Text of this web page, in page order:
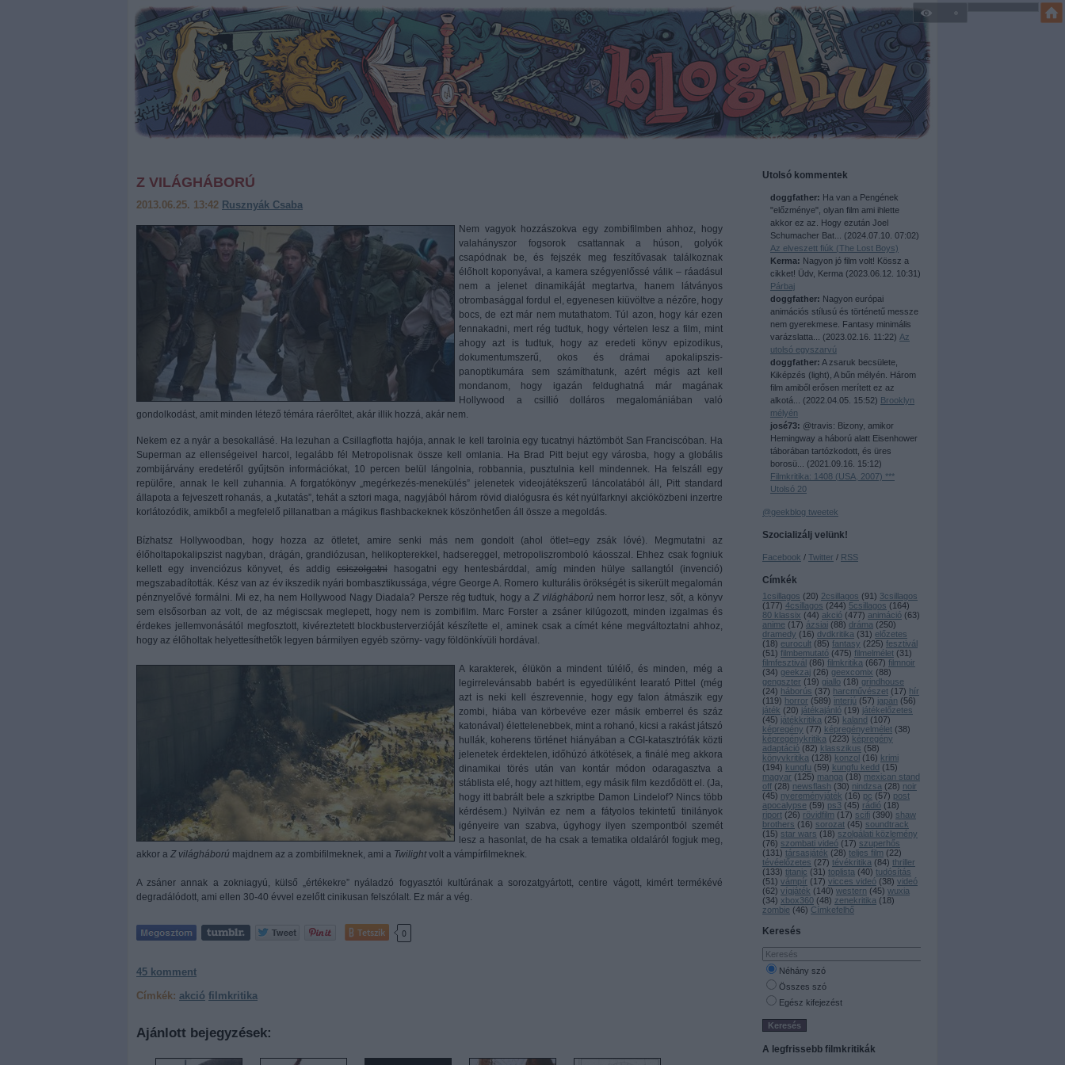
Utolsó kommentek
doggfather: Ha van a Pengének
"előzménye", olyan film ami ihlette
akkor ez az. Hogy ezután Joel
Schumacher Bat... (2024.07.10. 07:02)
Az elveszett fiúk (The Lost Boys)
Kerma: Nagyon jó film volt! Kössz a
cikket! Üdv, Kerma (2023.06.12. 10:31)
Párbaj
doggfather: Nagyon európai
animációs stílusú és történetű messze
nem gyerekmese. Fantasy minimális
varázslatta... (2023.02.16. 11:22) Az
utolsó egyszarvú
doggfather: A zsaruk becsülete,
Kiképzés (light), A bűn mélyén. Három
film amiből erősen merített ez az
alkotá... (2022.04.05. 15:52) Brooklyn
mélyén
josé73: @travis: Bizony, amikor
Hemingway a háború alatt Eisenhower
táborában tartózkodott, és üres
borosü... (2021.09.16. 15:12)
Filmkritika: 1408 (USA, 2007) ***
Utolsó 20
@geekblog tweetek
Szocializálj velünk!
Facebook / Twitter / RSS
Címkék
1csillagos (20) 2csillagos (91) 3csillagos
(177) 4csillagos (244) 5csillagos (164)
80 klassix (44) akció (477) animáció (63)
anime (17) ázsiai (88) dráma (250)
dramedy (16) dvdkritika (31) előzetes
(18) eurocult (85) fantasy (225) fesztivál
(51) filmbemutató (475) filmelmélet (31)
filmfesztivál (86) filmkritika (667) filmnoir
(34) geekzaj (26) geexcomix (88)
gengszter (19) giallo (18) grindhouse
(24) háborús (37) harcművészet (17) hír
(119) horror (589) interjú (57) japán (56)
játék (20) játékajánló (19) játékelőzetes
(45) játékkritika (25) kaland (107)
képregény (77) képregényelmélet (38)
képregénykritika (223) képregény
adaptáció (82) klasszikus (58)
könyvkritika (128) konzol (16) krimi
(194) kungfu (59) kungfu kedd (15)
magyar (125) manga (18) mexican stand
off (28) newsflash (30) nindzsa (28) noir
(45) nyereményjáték (16) pc (57) post
apocalypse (59) ps3 (45) rádió (18)
riport (26) rövidfilm (17) scifi (390) shaw
brothers (16) sorozat (45) soundtrack
(15) star wars (18) szolgálati közlemény
(76) szombati videó (17) szuperhős
(131) társasjáték (28) teljes film (22)
tévéelőzetes (27) tévékritika (84) thriller
(133) titanic (31) toplista (40) tudósítás
(51) vámpír (17) vicces videó (38) videó
(62) vígjáték (140) western (45) wuxia
(34) xbox360 (48) zenekritika (18)
zombie (46) Címkefelhő
Keresés
Néhány szó
Összes szó
Egész kifejezést
A legfrissebb filmkritikák
Z VILÁGHÁBORÚ
2013.06.25. 13:42 Rusznyák Csaba
Nem vagyok hozzászokva egy zombifilmben ahhoz, hogy
valahányszor fogsorok csattannak a húson, golyók
csapódnak be, és fejszék meg feszítővasak találkoznak
élőholt koponyával, a kamera szégyenlőssé válik – ráadásul
nem a jelenet dinamikáját megtartva, hanem látványos
otrombasággal fordul el, egyenesen kiüvöltve a nézőre, hogy
bocs, de ezt már nem mutathatom. Túl azon, hogy kár ezen
fennakadni, mert rég tudtuk, hogy vértelen lesz a film, mint
ahogy azt is tudtuk, hogy az eredeti könyv epizodikus,
dokumentumszerű, okos és drámai apokalipszis-
panoptikumára sem számíthatunk, azért mégis azt kell
mondanom, hogy igazán feldughatná már magának
Hollywood a csillió dolláros megalomániában való
gondolkodást, amit minden létező témára ráerőltet, akár illik hozzá, akár nem.
Nekem ez a nyár a besokallásé. Ha lezuhan a Csillagflotta hajója, annak le kell tarolnia egy tucatnyi háztömböt San Franciscóban. Ha
Superman az ellenségeivel harcol, legalább fél Metropolisnak össze kell omlania. Ha Brad Pitt bejut egy városba, hogy a globális
zombijárvány eredetéről gyűjtsön információkat, 10 percen belül lángolnia, robbannia, pusztulnia kell mindennek. Ha felszáll egy
repülőre, annak le kell zuhannia. A forgatókönyv „megérkezés-menekülés” jelenetek videojátékszerű láncolatából áll, Pitt standard
állapota a fejveszett rohanás, a „kutatás”, tehát a sztori maga, nagyjából három rövid dialógusra és két nyúlfarknyi akcióközbeni inzertre
korlátozódik, amikből a megfelelő pillanatban a mágikus flashbackeknek köszönhetően áll össze a megoldás.
Bízhatsz Hollywoodban, hogy hozza az ötletet, amire senki más nem gondolt (ahol ötlet=egy zsák lóvé). Megmutatni az
élőholtapokalipszist nagyban, drágán, grandiózusan, helikopterekkel, hadsereggel, metropoliszromboló káosszal. Ehhez csak fogniuk
kellett egy invenciózus könyvet, és addig csiszolgatnihasogatni egy hentesbárddal, amíg minden hülye sallangtól (invenció)
megszabadították. Kész van az év ikszedik nyári bombasztikussága, végre George A. Romero kulturális örökségét is sikerült megalomán
pénznyelővé formálni. Mi ez, ha nem Hollywood Nagy Diadala? Persze rég tudtuk, hogy a Z világháború nem horror lesz, sőt, a könyv
sem elsősorban az volt, de az mégiscsak meglepett, hogy nem is zombifilm. Marc Forster a zsáner kilúgozott, minden izgalmas és
érdekes jellemvonásától megfosztott, kivéreztetett blockbusterverzióját készítette el, aminek csak a címét kéne megváltoztatni ahhoz,
hogy az élőholtak helyettesíthetők legyen bármilyen egyéb szörny- vagy földönkívüli hordával.
A karakterek, élükön a mindent túlélő, és minden, még a
legirrelevánsabb babért is egyedüliként learató Pittel (még
azt is neki kell észrevennie, hogy egy falon átmászik egy
zombi, hiába van körbevéve ezer másik emberrel és száz
katonával) élettelenebbek, mint a rohanó, kicsi a rakást játszó
hullák, koherens történet hiányában a CGI-katasztrófák közti
jelenetek érdektelen, időhúzó átkötések, a finálé meg akkora
dinamikai törés után van kontár módon odaragasztva a
stáblista elé, hogy azt hittem, egy másik film kezdődött el. (Ja,
hogy itt babrált bele a szkriptbe Damon Lindelof? Nincs több
kérdésem.) Nyilván ez nem a fátyolos tekintetű tinilányok
igényeire van szabva, úgyhogy ilyen szempontból szemét
lesz a hasonlat, de ha csak a tematika oldaláról fogjuk meg,
akkor a Z világháború majdnem az a zombifilmeknek, ami a Twilightvolt a vámpírfilmeknek.
A zsáner annak a zokniagyú, külső „értékekre” nyáladzó fogyasztói kultúrának a sorozatgyártott, centire vágott, kimért termékévé
degradálódott, ami ellen 30-40 évvel ezelőtt cinikusan felszólalt. Ez már a vég.
Tetszik 0
45 komment
Címkék: akció filmkritika
Ajánlott bejegyzések: